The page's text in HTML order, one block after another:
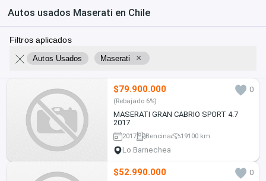
Autos usados Maserati en Chile
Filtros aplicados
Autos Usados Maserati ×
$79.900.000 0
(Rebajado 6%)
MASERATI GRAN CABRIO SPORT 4.7
2017
2017 Bencina 19100 km
Lo Barnechea
$52.990.000
0